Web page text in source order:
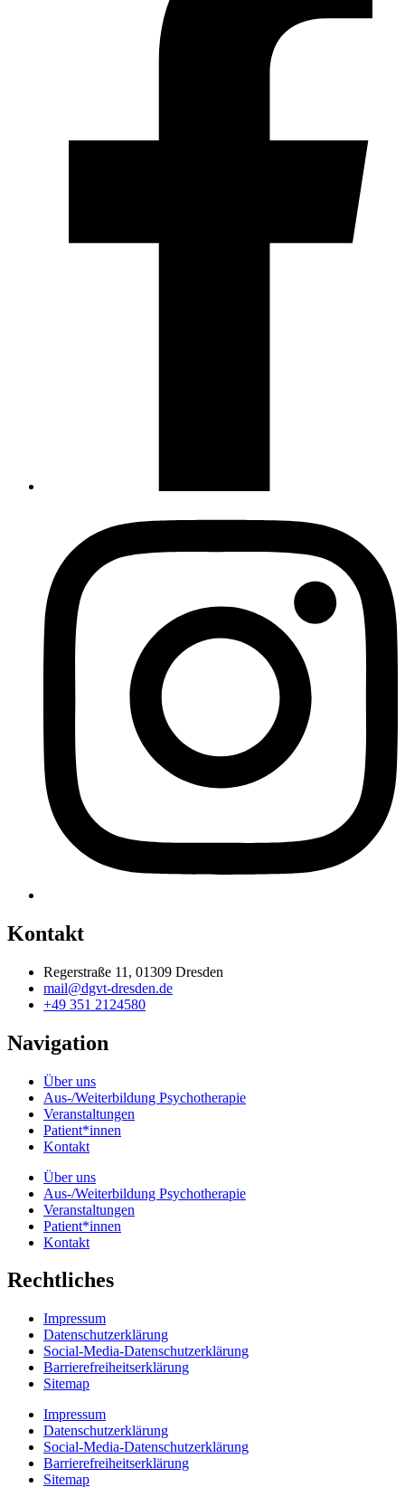
Kontakt
Regerstraße 11, 01309 Dresden
mail@dgvt-dresden.de
+49 351 2124580
Navigation
Über uns
Aus-/Weiterbildung Psychotherapie
Veranstaltungen
Patient*innen
Kontakt
Über uns
Aus-/Weiterbildung Psychotherapie
Veranstaltungen
Patient*innen
Kontakt
Rechtliches
Impressum
Datenschutzerklärung
Social-Media-Datenschutzerklärung
Barrierefreiheitserklärung
Sitemap
Impressum
Datenschutzerklärung
Social-Media-Datenschutzerklärung
Barrierefreiheitserklärung
Sitemap